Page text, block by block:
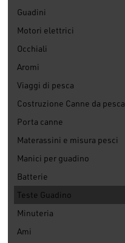
Guadini
Motori elettrici
Occhiali
Aromi
Viaggi di pesca
Costruzione Canne da pesca
Porta canne
Materassini e misura pesci
Manici per guadino
Batterie
Teste Guadino
Minuteria
Ami